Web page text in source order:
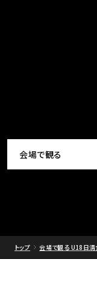
会場で観る
トップ 会場で観る U18日